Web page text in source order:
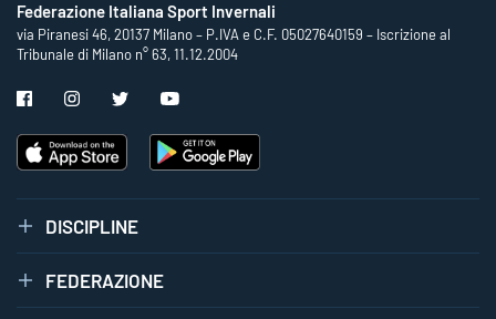
Federazione Italiana Sport Invernali
via Piranesi 46, 20137 Milano – P.IVA e C.F. 05027640159 – Iscrizione al
Tribunale di Milano n° 63, 11.12.2004
DISCIPLINE
FEDERAZIONE